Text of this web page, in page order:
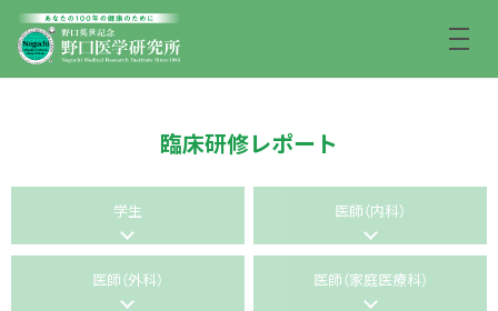
臨床研修レポート
学生 医師（内科）
医師（外科） 医師（家庭医療科）